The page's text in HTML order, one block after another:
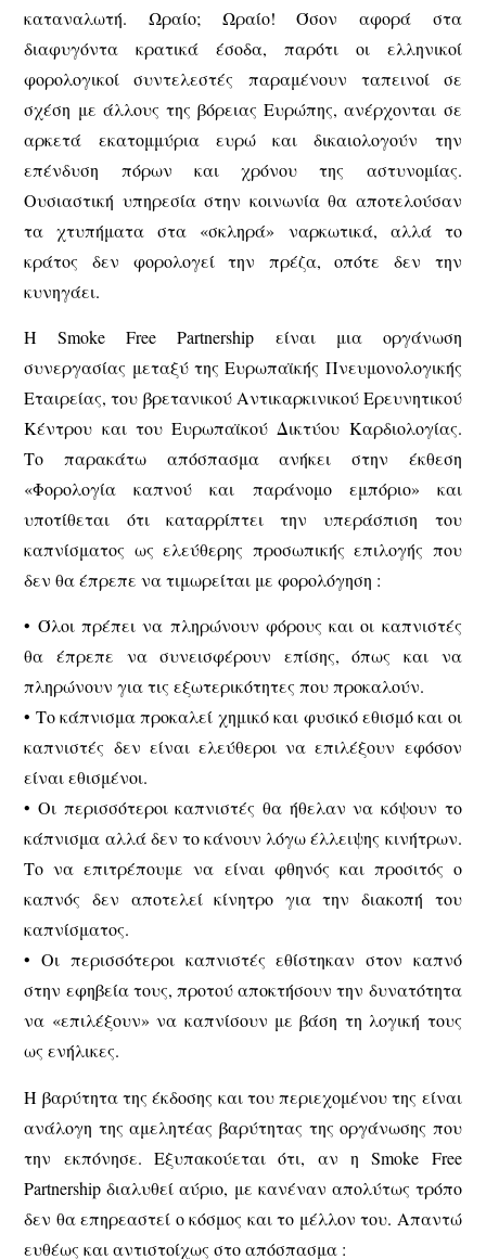
καταναλωτή. Ωραίο; Ωραίο! Όσον αφορά στα
διαφυγόντα κρατικά έσοδα, παρότι οι ελληνικοί
φορολογικοί συντελεστές παραμένουν ταπεινοί σε
σχέση με άλλους της βόρειας Ευρώπης, ανέρχονται σε
αρκετά εκατομμύρια ευρώ και δικαιολογούν την
επένδυση πόρων και χρόνου της αστυνομίας.
Ουσιαστική υπηρεσία στην κοινωνία θα αποτελούσαν
τα χτυπήματα στα «σκληρά» ναρκωτικά, αλλά το
κράτος δεν φορολογεί την πρέζα, οπότε δεν την
κυνηγάει.
Η Smoke Free Partnership είναι μια οργάνωση
συνεργασίας μεταξύ της Ευρωπαϊκής Πνευμονολογικής
Εταιρείας, του βρετανικού Αντικαρκινικού Ερευνητικού
Κέντρου και του Ευρωπαϊκού Δικτύου Καρδιολογίας.
Το παρακάτω απόσπασμα ανήκει στην έκθεση
«Φορολογία καπνού και παράνομο εμπόριο» και
υποτίθεται ότι καταρρίπτει την υπεράσπιση του
καπνίσματος ως ελεύθερης προσωπικής επιλογής που
δεν θα έπρεπε να τιμωρείται με φορολόγηση :
• Όλοι πρέπει να πληρώνουν φόρους και οι καπνιστές
θα έπρεπε να συνεισφέρουν επίσης, όπως και να
πληρώνουν για τις εξωτερικότητες που προκαλούν.
• Το κάπνισμα προκαλεί χημικό και φυσικό εθισμό και οι
καπνιστές δεν είναι ελεύθεροι να επιλέξουν εφόσον
είναι εθισμένοι.
• Οι περισσότεροι καπνιστές θα ήθελαν να κόψουν το
κάπνισμα αλλά δεν το κάνουν λόγω έλλειψης κινήτρων.
Το να επιτρέπουμε να είναι φθηνός και προσιτός ο
καπνός δεν αποτελεί κίνητρο για την διακοπή του
καπνίσματος.
• Οι περισσότεροι καπνιστές εθίστηκαν στον καπνό
στην εφηβεία τους, προτού αποκτήσουν την δυνατότητα
να «επιλέξουν» να καπνίσουν με βάση τη λογική τους
ως ενήλικες.
Η βαρύτητα της έκδοσης και του περιεχομένου της είναι
ανάλογη της αμελητέας βαρύτητας της οργάνωσης που
την εκπόνησε. Εξυπακούεται ότι, αν η Smoke Free
Partnership διαλυθεί αύριο, με κανέναν απολύτως τρόπο
δεν θα επηρεαστεί ο κόσμος και το μέλλον του. Απαντώ
ευθέως και αντιστοίχως στο απόσπασμα :